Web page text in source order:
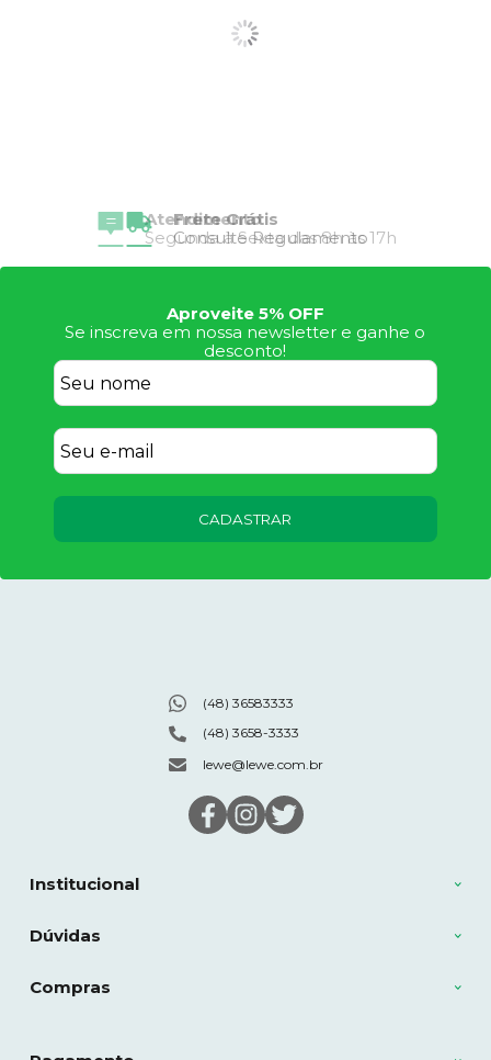
Frete Grátis
Consulte Regulamento
Aproveite 5% OFF
Se inscreva em nossa newsletter e ganhe o
desconto!
CADASTRAR
Institucional
Dúvidas
Compras
(48) 36583333
(48) 3658-3333
lewe@lewe.com.br